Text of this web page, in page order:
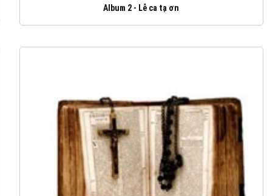
Album 2 - Lễ ca tạ ơn